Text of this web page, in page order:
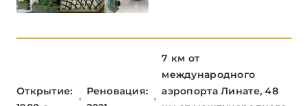
Hotel Villa Cipressi
L’Albereta Relais & Châteaux
Lefay Resort & SPA Lago di Garda
Passalacqua
Открытие:
Реновация:
7 км от
международного
аэропорта Линате, 48